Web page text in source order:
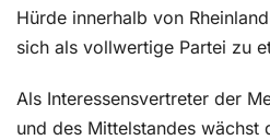
Hürde innerhalb von
sich als vollwertige Partei zu
Als Interessensvertreter der
und des Mittelstandes wächst